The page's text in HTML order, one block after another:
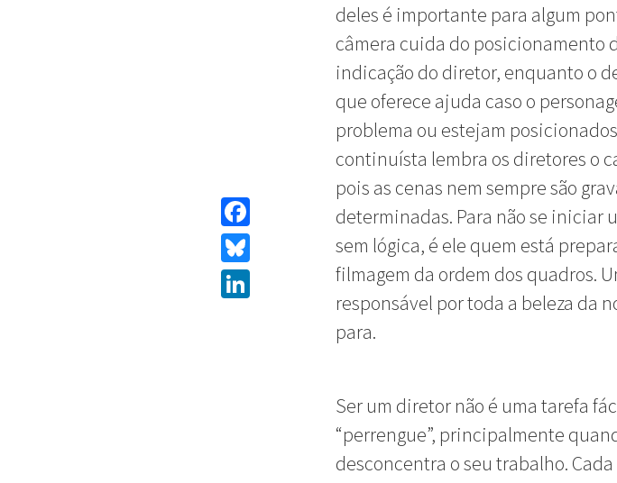
Facebook
Bluesky
deles é importante para algum
câmera cuida do posicionamento
indicação do diretor, enquanto o
que oferece ajuda caso o
problema ou estejam
continuísta lembra os diretores o
pois as cenas nem sempre são
determinadas. Para não se iniciar
sem lógica, é ele quem está
filmagem da ordem dos quadros.
responsável por toda a beleza da
para.
Ser um diretor não é uma tarefa
“perrengue”, principalmente
desconcentra o seu trabalho.